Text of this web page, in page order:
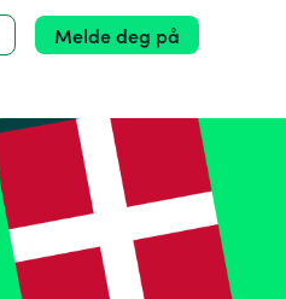
Melde deg på